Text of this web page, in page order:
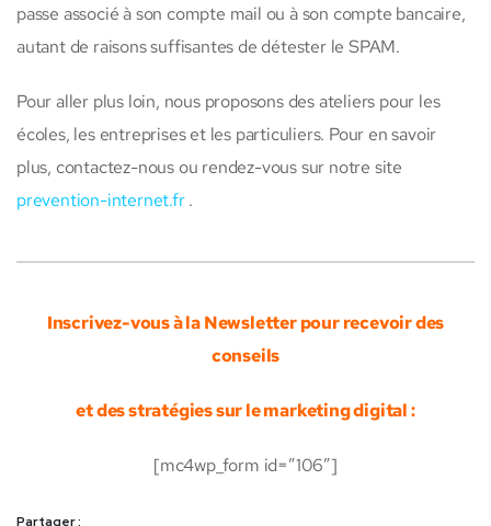
passe associé à son compte mail ou à son compte bancaire,
autant de raisons suffisantes de détester le SPAM.
Pour aller plus loin, nous proposons des ateliers pour les
écoles, les entreprises et les particuliers. Pour en savoir
plus, contactez-nous ou rendez-vous sur notre site
prevention-internet.fr.
Inscrivez-vous à la Newsletter pour recevoir des
conseils
et des stratégies sur le marketing digital :
[mc4wp_form id=”106″]
Partager :